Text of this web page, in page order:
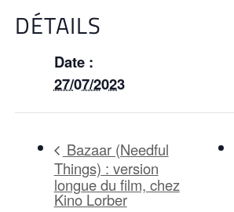
DÉTAILS
Date :
27/07/2023
Bazaar (Needful
Things) : version
longue du film, chez
Kino Lorber